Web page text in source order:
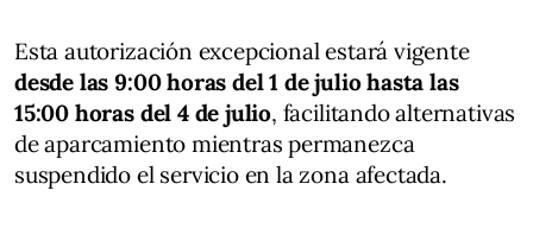
Esta autorización excepcional estará vigente
desde las 9:00 horas del 1 de julio hasta las
15:00 horas del 4 de julio, facilitando alternativas
de aparcamiento mientras permanezca
suspendido el servicio en la zona afectada.